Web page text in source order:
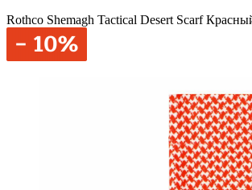
Rothco Shemagh Tactical Desert Scarf